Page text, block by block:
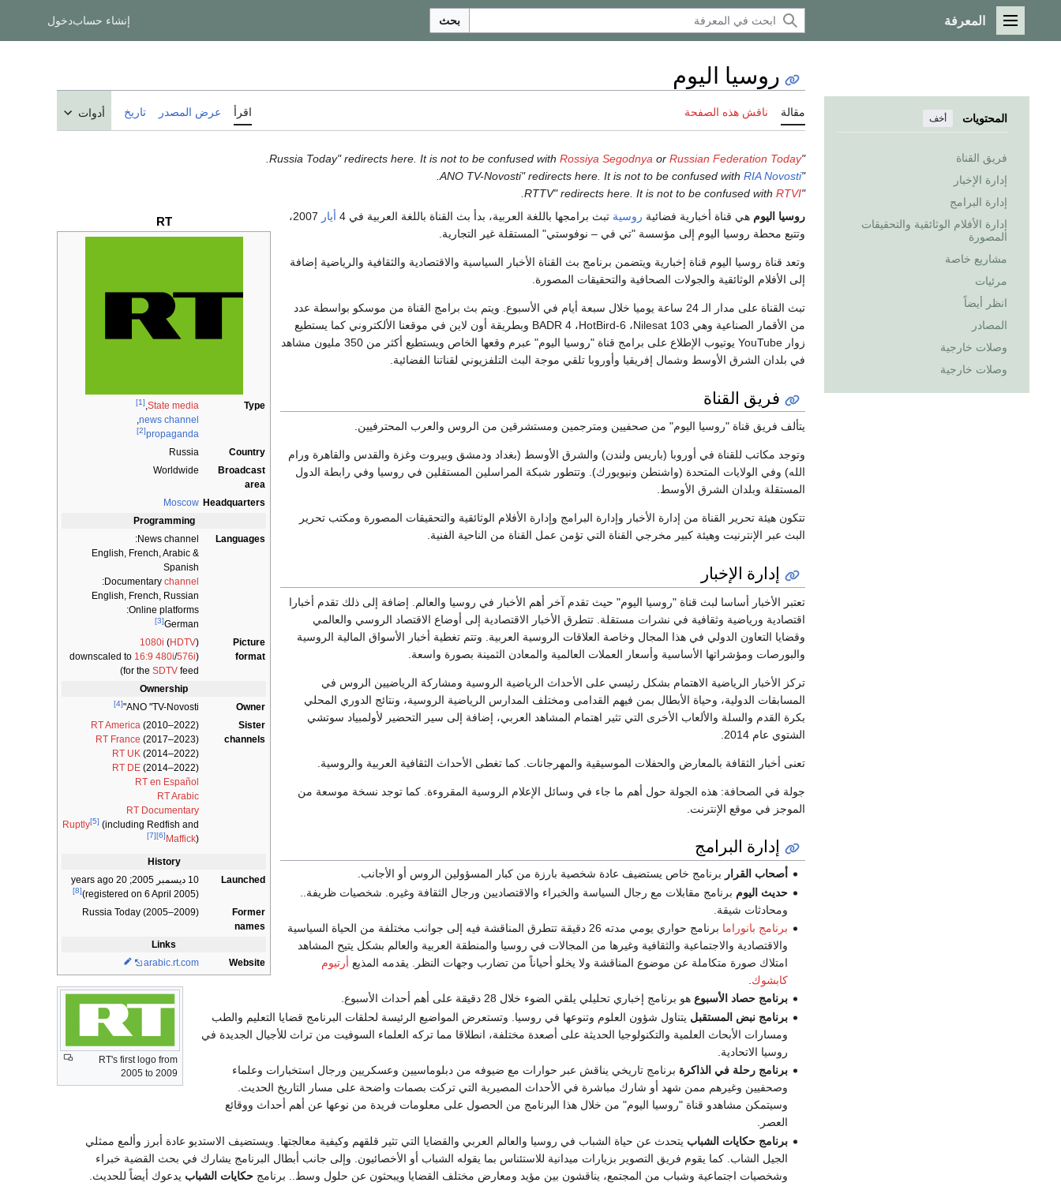
القائمة الرئيسية
المعرفة بحث إنشاء حسابدخول
المحتويات أخف
فريق القناة
إدارة الإخبار
إدارة البرامج
إدارة الأفلام الوثائقية والتحقيقات
المصورة
مشاريع خاصة
مرئيات
انظر أيضاً
المصادر
وصلات خارجية
وصلات خارجية
روسيا اليوم
مقالة ناقش هذه الصفحة اقرأ عرض المصدر تاريخ أدوات
"Russia Today" redirects here. It is not to be confused with
Rossiya Segodnya or Russian Federation Today
"ANO TV-Novosti" redirects here. It is not to be confused with
RIA Novosti
"RTTV" redirects here. It is not to be confused with
RTVI
RT
Type
State media
,
[1]
news channel
,
propaganda
[2]
Country
Russia
Broadcast
area
Worldwide
Headquarters
Moscow
Programming
Languages
News channel:
English, French, Arabic &
Spanish
Documentary channel
:
English, French, Russian
Online platforms:
German
[3]
Picture
format
1080i (HDTV)
(downscaled to
16:9 480i/576i
for the SDTV feed)
Ownership
Owner
ANO "TV-Novosti"
[4]
Sister
channels
RT America (2010–2022)
RT France (2017–2023)
RT UK (2014–2022)
RT DE (2014–2022)
RT en Español
RT Arabic
RT Documentary
Ruptly
[5] (including Redfish and
Maffick)
[6]
[7]
History
Launched
10 ديسمبر 2005
; 20 years ago
(registered on 6 April 2005)
[8]
Former
names
Russia Today (2005–2009)
Links
Website
arabic.rt.com
RT's first logo from
2005 to 2009
روسيا اليوم هي قناة أخبارية فضائية روسية تبث برامجها باللغة العربية، بدأ بث القناة باللغة العربية في 4 أيار
2007،
وتتبع محطة روسيا اليوم إلى مؤسسة "تي في – نوفوستي" المستقلة غير التجارية.
وتعد قناة روسيا اليوم قناة إخبارية ويتضمن برنامج بث القناة الأخبار السياسية والاقتصادية والثقافية والرياضية إضافة
إلى الأفلام الوثائقية والجولات الصحافية والتحقيقات المصورة.
تبث القناة على مدار الـ 24 ساعة يوميا خلال سبعة أيام في الأسبوع. ويتم بث برامج القناة من موسكو بواسطة عدد
من الأقمار الصناعية وهي BADR 4 ،HotBird-6 ،Nilesat 103 وبطريقة أون لاين في موقعنا الألكتروني كما يستطيع
زوار YouTube يوتيوب الإطلاع على برامج قناة "روسيا اليوم" عبرم وقعها الخاص ويستطيع أكثر من 350 مليون مشاهد
في بلدان الشرق الأوسط وشمال إفريقيا وأوروبا تلقي موجة البث التلفزيوني لقناتنا الفضائية.
فريق القناة
يتألف فريق قناة "روسيا اليوم" من صحفيين ومترجمين ومستشرقين من الروس والعرب المحترفيين.
وتوجد مكاتب للقناة في أوروبا (باريس ولندن) والشرق الأوسط (بغداد ودمشق وبيروت وغزة والقدس والقاهرة ورام
الله) وفي الولايات المتحدة (واشنطن ونيويورك). وتتطور شبكة المراسلين المستقلين في روسيا وفي رابطة الدول
المستقلة وبلدان الشرق الأوسط.
تتكون هيئة تحرير القناة من إدارة الأخبار وإدارة البرامج وإدارة الأفلام الوثائقية والتحقيقات المصورة ومكتب تحرير
البث عبر الإنترنيت وهيئة كبير مخرجي القناة التي تؤمن عمل القناة من الناحية الفنية.
إدارة الإخبار
تعتبر الأخبار أساسا لبث قناة "روسيا اليوم" حيث تقدم آخر أهم الأخبار في روسيا والعالم. إضافة إلى ذلك تقدم أخبارا
اقتصادية ورياضية وثقافية في نشرات مستقلة. تتطرق الأخبار الاقتصادية إلى أوضاع الاقتصاد الروسي والعالمي
وقضايا التعاون الدولي في هذا المجال وخاصة العلاقات الروسية العربية. وتتم تغطية أخبار الأسواق المالية الروسية
والبورصات ومؤشراتها الأساسية وأسعار العملات العالمية والمعادن الثمينة بصورة واسعة.
تركز الأخبار الرياضية الاهتمام بشكل رئيسي على الأحداث الرياضية الروسية ومشاركة الرياضيين الروس في
المسابقات الدولية، وحياة الأبطال بمن فيهم القدامى ومختلف المدارس الرياضية الروسية، ونتائج الدوري المحلي
بكرة القدم والسلة والألعاب الأخرى التي تثير اهتمام المشاهد العربي، إضافة إلى سير التحضير لأولمبياد سوتشي
الشتوي عام 2014.
تعنى أخبار الثقافة بالمعارض والحفلات الموسيقية والمهرجانات. كما تغطى الأحداث الثقافية العربية والروسية.
جولة في الصحافة: هذه الجولة حول أهم ما جاء في وسائل الإعلام الروسية المقروءة. كما توجد نسخة موسعة من
الموجز في موقع الإنترنت.
إدارة البرامج
أصحاب القرار برنامج خاص يستضيف عادة شخصية بارزة من كبار المسؤولين الروس أو الأجانب.
حديث اليوم برنامج مقابلات مع رجال السياسة والخبراء والاقتصاديين ورجال الثقافة وغيره. شخصيات ظريفة..
ومحادثات شيقة.
برنامج بانوراما
برنامج حواري يومي مدته 26 دقيقة تتطرق المناقشة فيه إلى جوانب مختلفة من الحياة السياسية
والاقتصادية والاجتماعية والثقافية وغيرها من المجالات في روسيا والمنطقة العربية والعالم بشكل يتيح المشاهد
امتلاك صورة متكاملة عن موضوع المناقشة ولا يخلو أحياناً من تضارب وجهات النظر. يقدمه المذيع أرتيوم
كابشوك
برنامج حصاد الأسبوع هو برنامج إخباري تحليلي يلقي الضوء خلال 28 دقيقة على أهم أحداث الأسبوع.
برنامج نبض المستقبل يتناول شؤون العلوم وتنوعها في روسيا. وتستعرض المواضيع الرئيسة لحلقات البرنامج قضايا التعليم والطب
ومسارات الأبحاث العلمية والتكنولوجيا الحديثة على أصعدة مختلفة، انطلاقا مما تركه العلماء السوفيت من تراث للأجيال الجديدة في
روسيا الاتحادية.
برنامج رحلة في الذاكرة برنامج تاريخي يناقش عبر حوارات مع ضيوفه من دبلوماسيين وعسكريين ورجال استخبارات وعلماء
وصحفيين وغيرهم ممن شهد أو شارك مباشرة في الأحداث المصيرية التي تركت بصمات واضحة على مسار التاريخ الحديث.
وسيتمكن مشاهدو قناة "روسيا اليوم" من خلال هذا البرنامج من الحصول على معلومات فريدة من نوعها عن أهم أحداث ووقائع
العصر.
برنامج حكايات الشباب يتحدث عن حياة الشباب في روسيا والعالم العربي والقضايا التي تثير قلقهم وكيفية معالجتها. ويستضيف الاستديو عادة أبرز وألمع ممثلي
الجيل الشاب. كما يقوم فريق التصوير بزيارات ميدانية للاستئناس بما يقوله الشباب أو الأخصائيون. وإلى جانب أبطال البرنامج يشارك في بحث القضية خبراء
وشخصيات اجتماعية وشباب من المجتمع، يناقشون بين مؤيد ومعارض مختلف القضايا ويبحثون عن حلول وسط.. برنامجحكايات الشباب يدعوك أيضاً للحديث.